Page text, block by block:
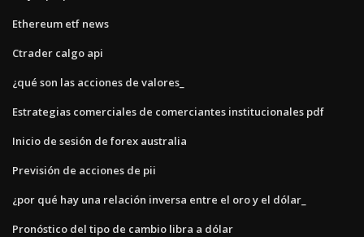
Ethereum etf news
Ctrader calgo api
¿qué son las acciones de valores_
Estrategias comerciales de comerciantes institucionales pdf
Inicio de sesión de forex australia
Previsión de acciones de pii
¿por qué hay una relación inversa entre el oro y el dólar_
Pronóstico del tipo de cambio libra a dólar